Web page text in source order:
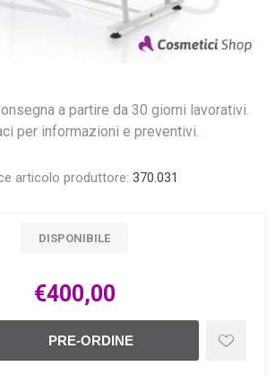
a partire da 30 giorni lavorativi.
per informazioni e preventivi.
articolo produttore: 370.031
DISPONIBILE
€400,00
PRE-ORDINE